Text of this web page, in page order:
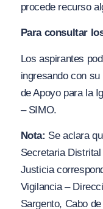
procede recurso
Para consultar
Los aspirantes
ingresando con
de Apoyo para la
– SIMO.
Nota: Se aclara
Secretaria
Justicia
Vigilancia –
Sargento, Cabo